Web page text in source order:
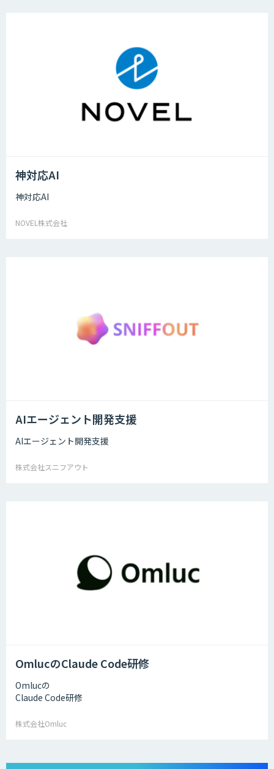
神対応AI
神対応AI
NOVEL株式会社
AIエージェント開発支援
AIエージェント開発支援
株式会社スニフアウト
OmlucのClaude Code研修
Omlucの
Claude Code研修
株式会社Omluc